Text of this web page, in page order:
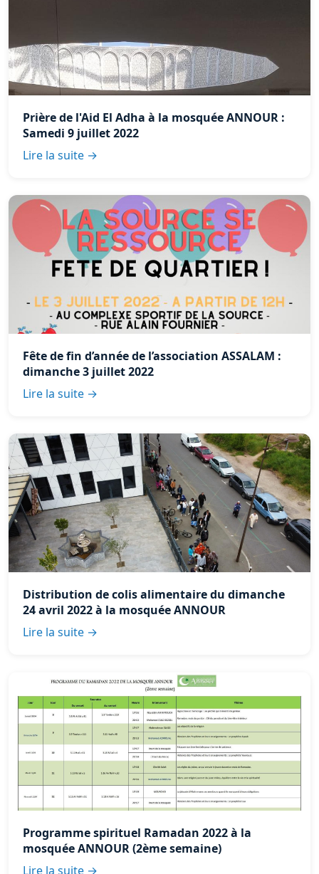
Prière de l'Aid El Adha à la mosquée ANNOUR :
Samedi 9 juillet 2022
Lire la suite →
Fête de fin d’année de l’association ASSALAM :
dimanche 3 juillet 2022
Lire la suite →
Distribution de colis alimentaire du dimanche
24 avril 2022 à la mosquée ANNOUR
Lire la suite →
Programme spirituel Ramadan 2022 à la
mosquée ANNOUR (2ème semaine)
Lire la suite →